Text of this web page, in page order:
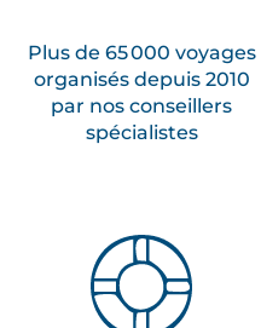
Plus de 65 000 voyages
organisés depuis 2010
par nos conseillers
spécialistes